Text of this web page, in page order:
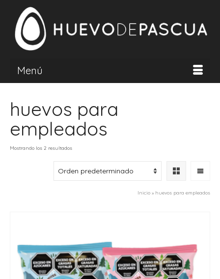
Menú
huevos para
empleados
Mostrando los 2 resultados
Inicio » huevos para empleados